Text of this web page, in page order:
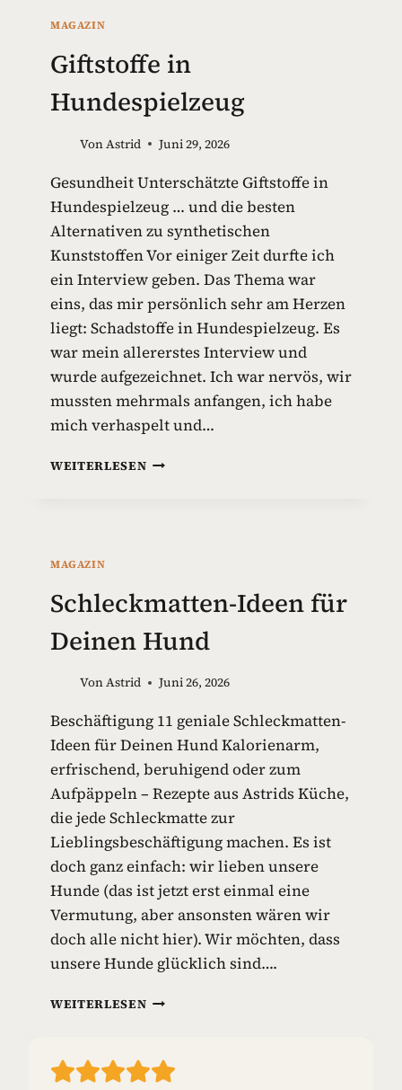
MAGAZIN
Giftstoffe in
Hundespielzeug
VonAstrid Juni 29, 2026
Gesundheit Unterschätzte Giftstoffe in
Hundespielzeug … und die besten
Alternativen zu synthetischen
Kunststoffen Vor einiger Zeit durfte ich
ein Interview geben. Das Thema war
eins, das mir persönlich sehr am Herzen
liegt: Schadstoffe in Hundespielzeug. Es
war mein allererstes Interview und
wurde aufgezeichnet. Ich war nervös, wir
mussten mehrmals anfangen, ich habe
mich verhaspelt und…
WEITERLESENG
F
E
I
H
N
D
E
P
I
E
L
Z
E
U
G
MAGAZIN
Schleckmatten-Ideen für
Deinen Hund
VonAstrid Juni 26, 2026
Beschäftigung 11 geniale Schleckmatten-
Ideen für Deinen Hund Kalorienarm,
erfrischend, beruhigend oder zum
Aufpäppeln – Rezepte aus Astrids Küche,
die jede Schleckmatte zur
Lieblingsbeschäftigung machen. Es ist
doch ganz einfach: wir lieben unsere
Hunde (das ist jetzt erst einmal eine
Vermutung, aber ansonsten wären wir
doch alle nicht hier). Wir möchten, dass
unsere Hunde glücklich sind….
WEITERLESENS
E